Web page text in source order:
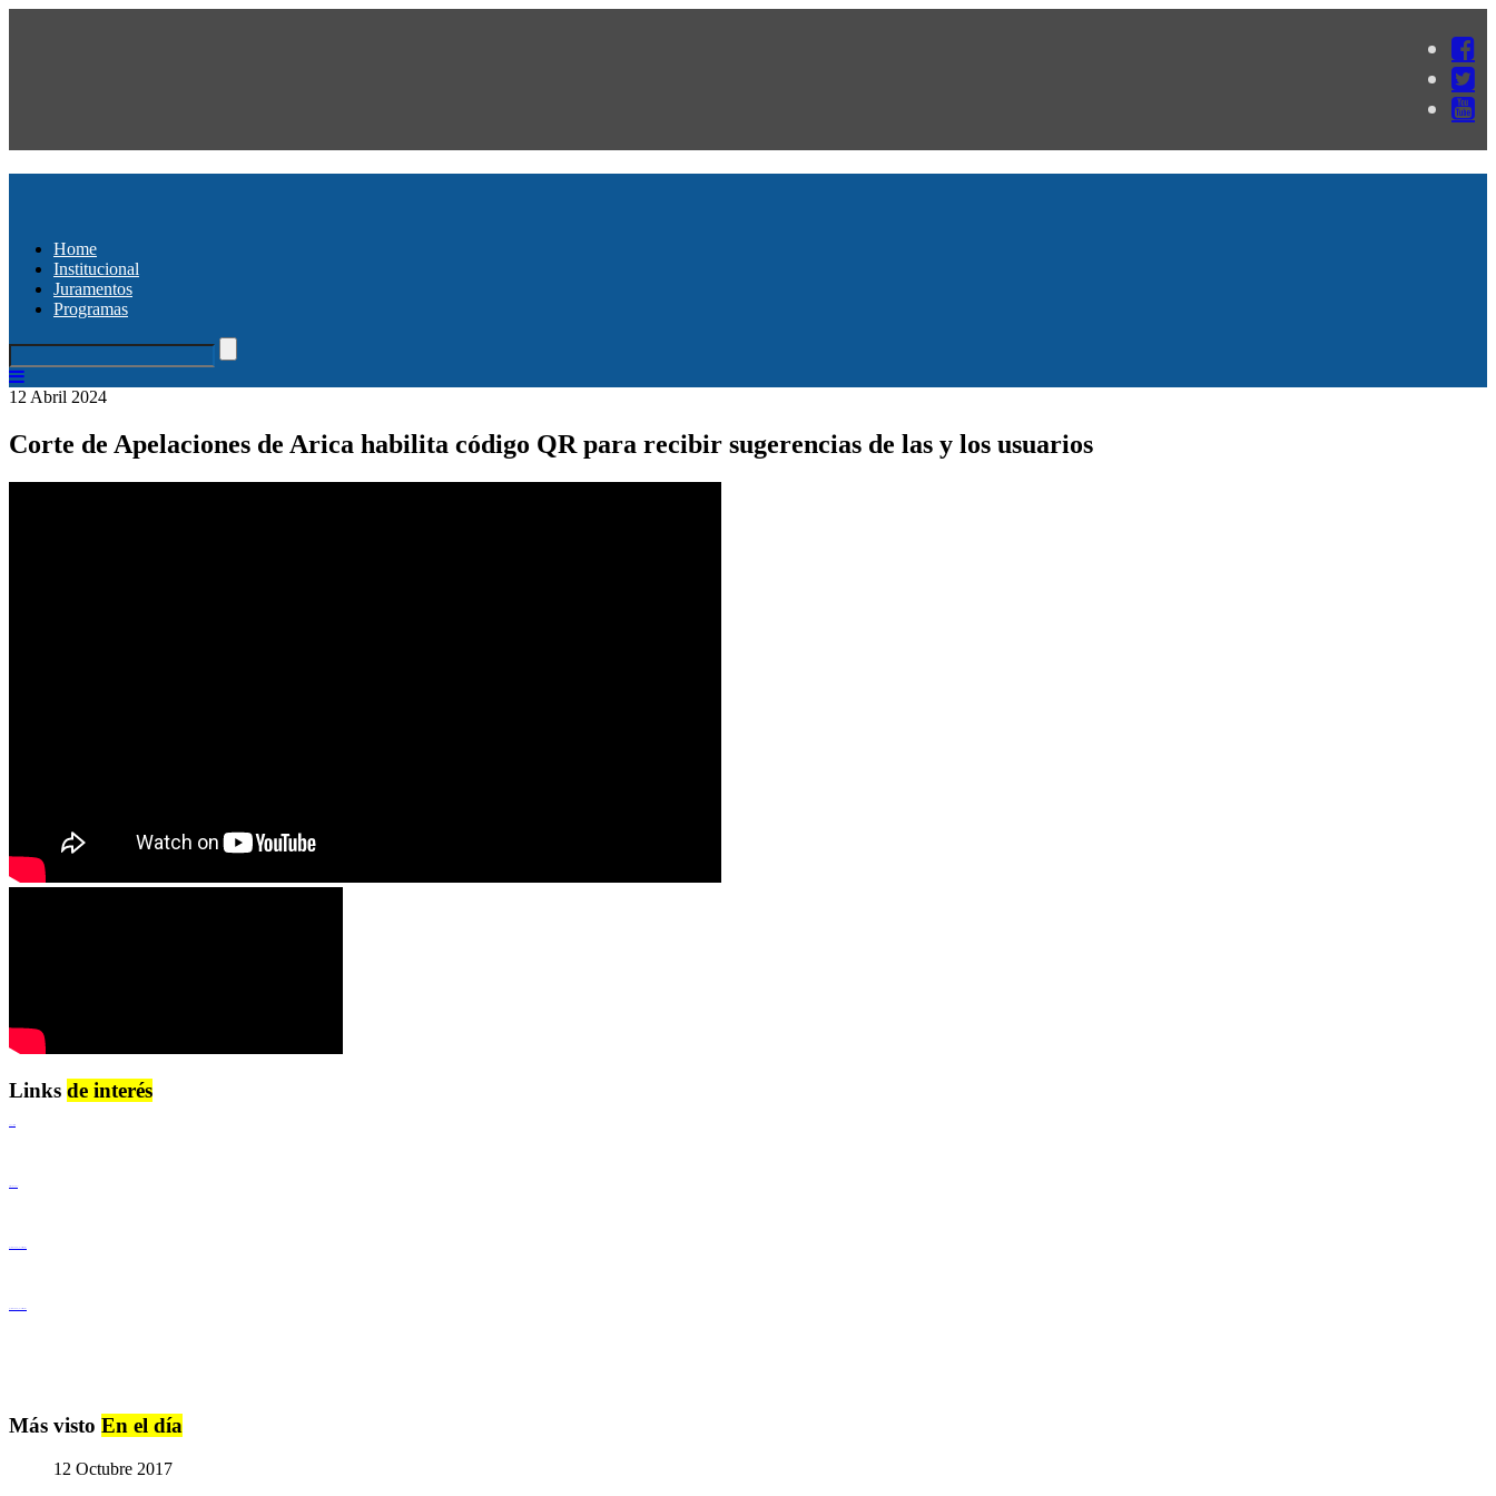
Home
Institucional
Juramentos
Programas
12 Abril 2024
Corte de Apelaciones de Arica habilita código QR para recibir sugerencias de las y los usuarios
Links de interés
Más visto En el día
12 Octubre 2017